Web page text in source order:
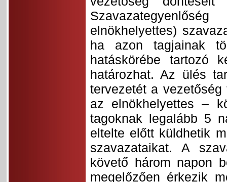
elnökhelyettes)
ha azon tagjainak
hatáskörébe tartozó
határozhat. Az ülés
tervezetét a
az elnökhelyettes –
tagoknak legalább 5
eltelte előtt küldhetik
szavazataikat. A
követő három napon
megelőzően érkezik